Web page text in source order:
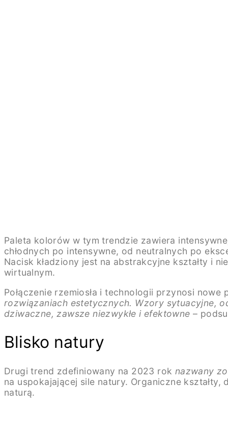
Paleta kolorów w tym trendzie zawiera
chłodnych po intensywne, od neutralnych po
Nacisk kładziony jest na abstrakcyjne kształty i
wirtualnym.
Połączenie rzemiosła i technologii przynosi nowe
rozwiązaniach estetycznych. Wzory sytuacyjne,
dziwaczne, zawsze niezwykłe i efektowne –
Blisko natury
Drugi trend zdefiniowany na 2023 rok nazwany
na uspokajającej sile natury. Organiczne
naturą.